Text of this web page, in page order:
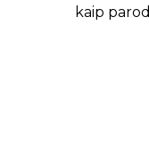
kaip